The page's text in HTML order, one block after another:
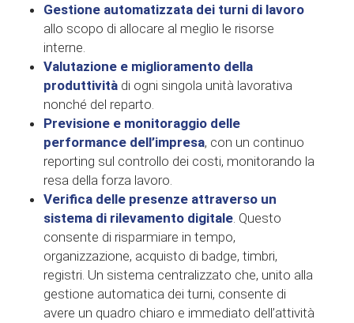
Gestione automatizzata dei turni di lavoro
allo scopo di allocare al meglio le risorse
interne.
Valutazione e miglioramento della
produttività di ogni singola unità lavorativa
nonché del reparto.
Previsione e monitoraggio delle
performance dell’impresa, con un continuo
reporting sul controllo dei costi, monitorando la
resa della forza lavoro.
Verifica delle presenze attraverso un
sistema di rilevamento digitale. Questo
consente di risparmiare in tempo,
organizzazione, acquisto di badge, timbri,
registri. Un sistema centralizzato che, unito alla
gestione automatica dei turni, consente di
avere un quadro chiaro e immediato dell’attività